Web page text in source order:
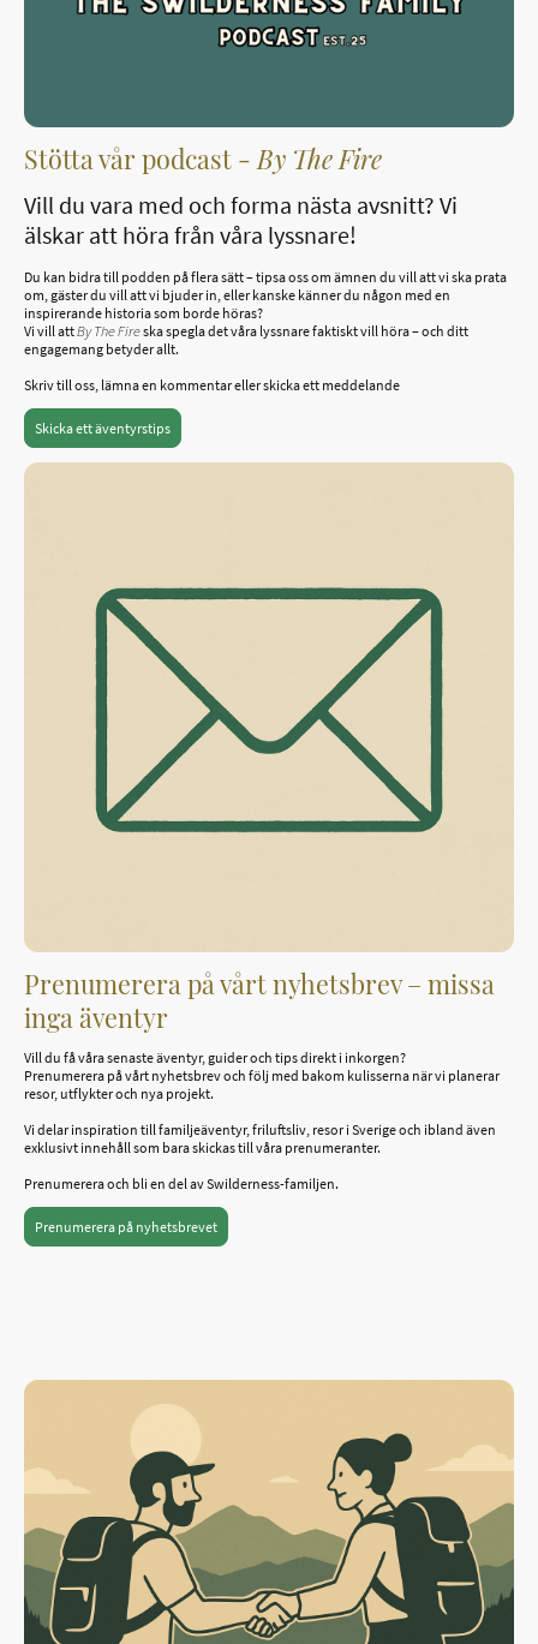
Stötta vår podcast - By The Fire
Vill du vara med och forma nästa avsnitt? Vi
älskar att höra från våra lyssnare!
Du kan bidra till podden på flera sätt – tipsa oss om ämnen du vill att vi ska prata
om, gäster du vill att vi bjuder in, eller kanske känner du någon med en
inspirerande historia som borde höras?
Vi vill attBy The Fireska spegla det våra lyssnare faktiskt vill höra – och ditt
engagemang betyder allt.
Skriv till oss, lämna en kommentar eller skicka ett meddelande
Skicka ett äventyrstips
Prenumerera på vårt nyhetsbrev – missa
inga äventyr
Vill du få våra senaste äventyr, guider och tips direkt i inkorgen?
Prenumerera på vårt nyhetsbrev och följ med bakom kulisserna när vi planerar
resor, utflykter och nya projekt.
Vi delar inspiration till familjeäventyr, friluftsliv, resor i Sverige och ibland även
exklusivt innehåll som bara skickas till våra prenumeranter.
Prenumerera och bli en del av Swilderness-familjen.
Prenumerera på nyhetsbrevet